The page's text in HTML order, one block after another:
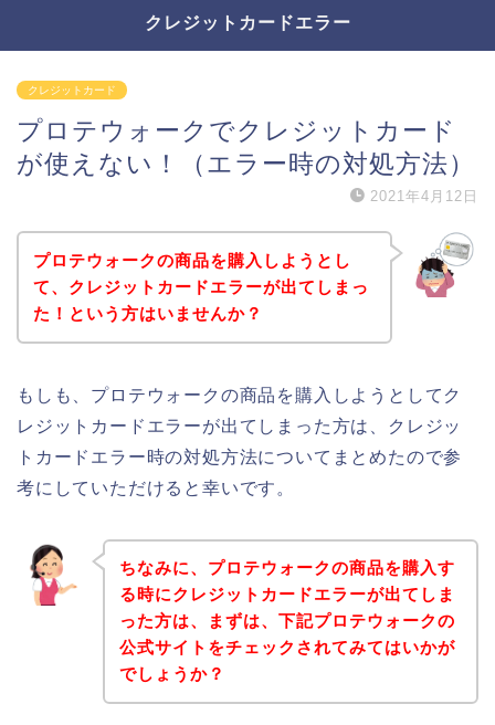
クレジットカードエラー
クレジットカード
プロテウォークでクレジットカード
が使えない！（エラー時の対処方法）
2021年4月12日
プロテウォークの商品を購入しようとし
て、クレジットカードエラーが出てしまっ
た！という方はいませんか？
もしも、プロテウォークの商品を購入しようとしてク
レジットカードエラーが出てしまった方は、クレジッ
トカードエラー時の対処方法についてまとめたので参
考にしていただけると幸いです。
ちなみに、プロテウォークの商品を購入す
る時にクレジットカードエラーが出てしま
った方は、まずは、下記プロテウォークの
公式サイトをチェックされてみてはいかが
でしょうか？